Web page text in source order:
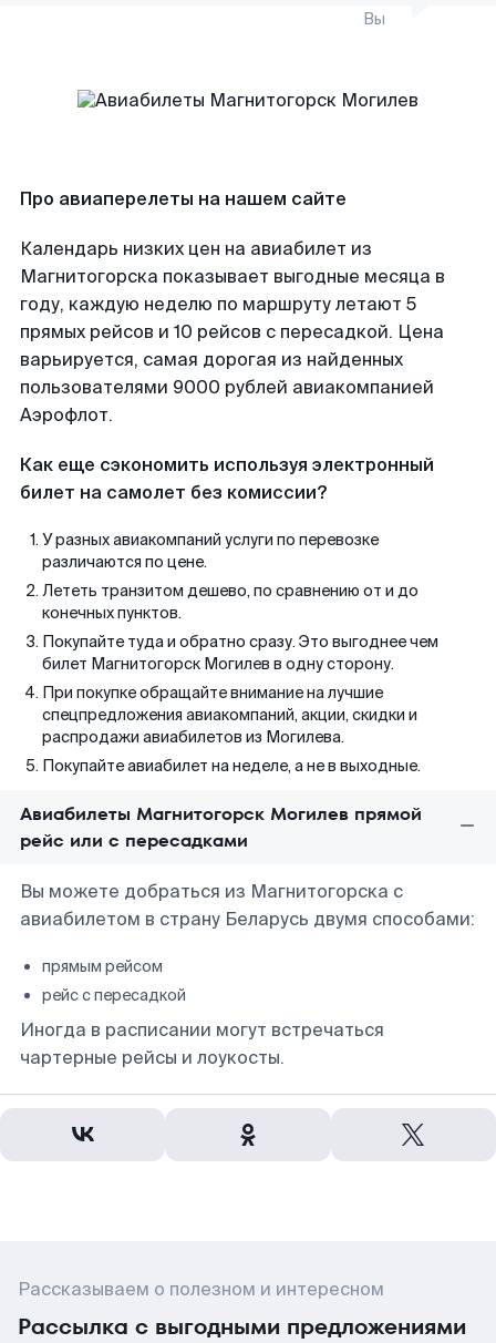
Вы
Про авиаперелеты на нашем сайте
Календарь низких цен на авиабилет из
Магнитогорска показывает выгодные месяца в
году, каждую неделю по маршруту летают 5
прямых рейсов и 10 рейсов с пересадкой. Цена
варьируется, самая дорогая из найденных
пользователями 9000 рублей авиакомпанией
Аэрофлот.
Как еще сэкономить используя электронный
билет на самолет без комиссии?
У разных авиакомпаний услуги по перевозке
различаются по цене.
Лететь транзитом дешево, по сравнению от и до
конечных пунктов.
Покупайте туда и обратно сразу. Это выгоднее чем
билет Магнитогорск Могилев в одну сторону.
При покупке обращайте внимание на лучшие
спецпредложения авиакомпаний, акции, скидки и
распродажи авиабилетов из Могилева.
Покупайте авиабилет на неделе, а не в выходные.
Авиабилеты Магнитогорск Могилев прямой
рейс или с пересадками
Вы можете добраться из Магнитогорска с
авиабилетом в страну Беларусь двумя способами:
прямым рейсом
рейс с пересадкой
Иногда в расписании могут встречаться
чартерные рейсы и лоукосты.
Рассказываем о полезном и интересном
Рассылка с выгодными предложениями